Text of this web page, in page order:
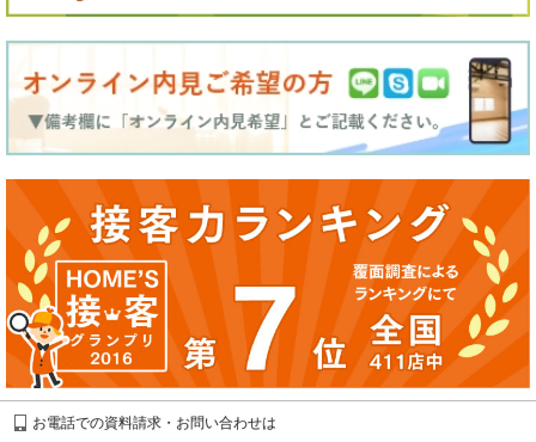
お電話での資料請求・お問い合わせは